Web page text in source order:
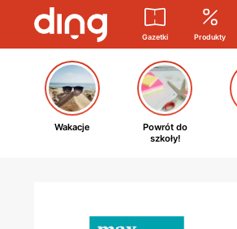
Gazetki Produkty
Wakacje
Powrót do
szkoły!